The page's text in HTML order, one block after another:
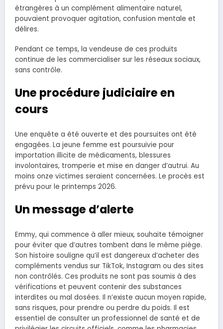
étrangères à un complément alimentaire naturel,
pouvaient provoquer agitation, confusion mentale et
délires.
Pendant ce temps, la vendeuse de ces produits
continue de les commercialiser sur les réseaux sociaux,
sans contrôle.
Une procédure judiciaire en
cours
Une enquête a été ouverte et des poursuites ont été
engagées. La jeune femme est poursuivie pour
importation illicite de médicaments, blessures
involontaires, tromperie et mise en danger d’autrui. Au
moins onze victimes seraient concernées. Le procès est
prévu pour le printemps 2026.
Un message d’alerte
Emmy, qui commence à aller mieux, souhaite témoigner
pour éviter que d’autres tombent dans le même piège.
Son histoire souligne qu’il est dangereux d’acheter des
compléments vendus sur TikTok, Instagram ou des sites
non contrôlés. Ces produits ne sont pas soumis à des
vérifications et peuvent contenir des substances
interdites ou mal dosées. Il n’existe aucun moyen rapide,
sans risques, pour prendre ou perdre du poids. Il est
essentiel de consulter un professionnel de santé et de